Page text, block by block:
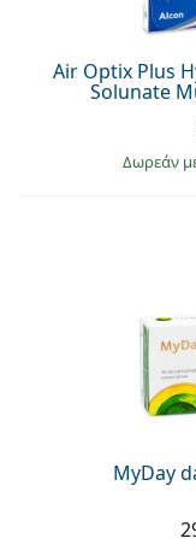
Air Optix Plus
Solunate
Δωρεάν
MyDay